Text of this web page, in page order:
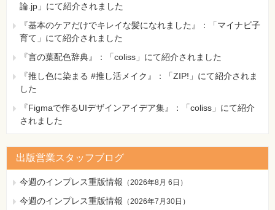
論.jp」にて紹介されました
『基本のケアだけでキレイな髪になれました』：「マイナビ子
育て」にて紹介されました
『言の葉配色辞典』：「coliss」にて紹介されました
『推し色に染まる #推し活メイク』：「ZIP!」にて紹介されま
した
『Figmaで作るUIデザインアイデア集』：「coliss」にて紹介
されました
出版営業スタッフブログ
今週のインプレス重版情報 （2026年8月 6日 ）
今週のインプレス重版情報 （2026年7月30日 ）